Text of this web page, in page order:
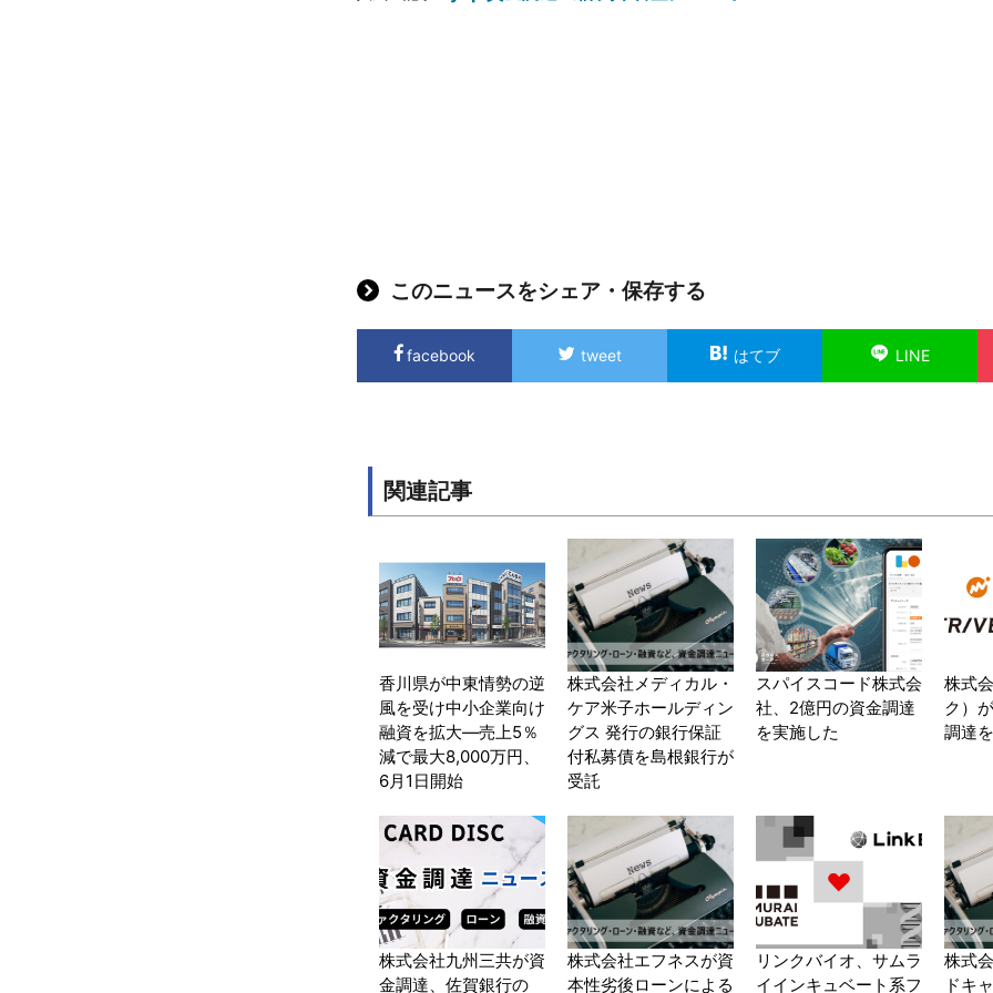
このニュースをシェア・保存する
facebook tweet はてブ LINE
関連記事
香川県が中東情勢の逆
風を受け中小企業向け
融資を拡大―売上5％
減で最大8,000万円、
6月1日開始
株式会社メディカル・
ケア米子ホールディン
グス 発行の銀行保証
付私募債を島根銀行が
受託
スパイスコード株式会
社、2億円の資金調達
を実施した
株式
ク）
調達
株式会社九州三共が資
金調達、佐賀銀行の
株式会社エフネスが資
本性劣後ローンによる
リンクバイオ、サムラ
イインキュベート系フ
株式
ドキ